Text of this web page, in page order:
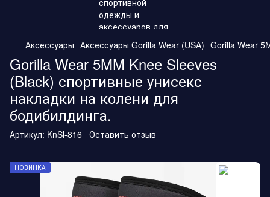
Аксессуары Аксессуары Gorilla Wear (USA) Gorilla Wear
Gorilla Wear 5MM Knee Sleeves
(Black) спортивные унисекс
накладки на колени для
бодибилдинга.
Артикул: KnSl-816 Оставить отзыв
НОВИНКА